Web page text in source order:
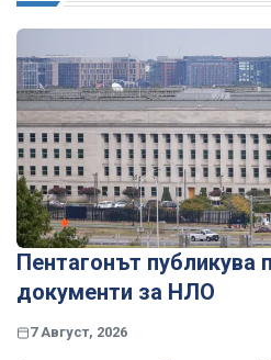
Пентагонът публикува
документи за НЛО
7 Август, 2026